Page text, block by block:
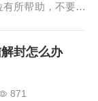
所帮助，不要忘
？2、微信解封
封怎么办
871